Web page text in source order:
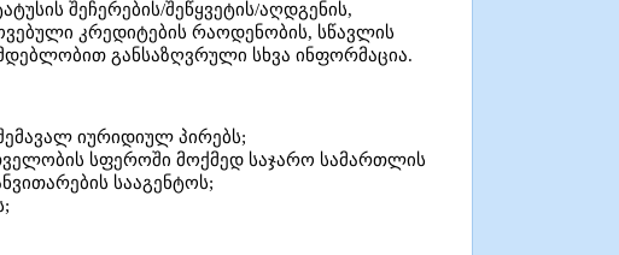
შეჩერების/შეწყვეტის/აღდგენის,
კრედიტების რაოდენობის, სწავლის
განსაზღვრული სხვა ინფორმაცია.
იურიდიულ პირებს;
სფეროში მოქმედ საჯარო სამართლის
სააგენტოს;